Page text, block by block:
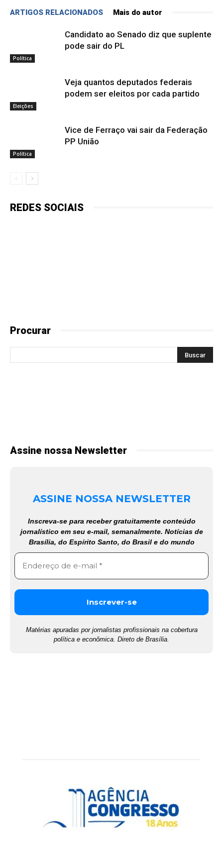
ARTIGOS RELACIONADOS Mais do autor
Política
Candidato ao Senado diz que suplente
pode sair do PL
Eleições
Veja quantos deputados federais
podem ser eleitos por cada partido
Política
Vice de Ferraço vai sair da Federação
PP União
REDES SOCIAIS
Procurar
Assine nossa Newsletter
ASSINE NOSSA NEWSLETTER
Inscreva-se para receber gratuitamente conteúdo
jornalístico em seu e-mail, semanalmente. Notícias de
Brasília, do Espírito Santo, do Brasil e do mundo
Matérias apuradas por jornalistas profissionais na cobertura
política e econômica. Direto de Brasília.